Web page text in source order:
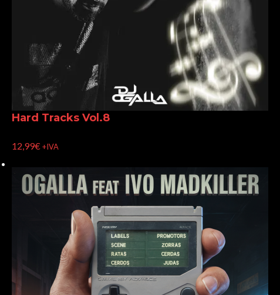
Hard Tracks Vol.8
12,99€ +IVA